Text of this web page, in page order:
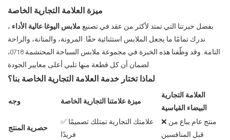
ميزة العلامة التجارية الخاصة
بفضل خبرتنا التي تمتد لأكثر من عقد في تصنيع ملابس اليوغا عالية الأداء ،
ندرك تمامًا ما يجعل الملابس استثنائية حقًا: المرونة، والمتانة، والراحة
التامة. وقد وظّفنا هذه الخبرة في مجموعة ملابس السباحة المحتشمة 0718،
لضمان أن كل قطعة منها تلبي أعلى معايير الجودة.
لماذا تختار خدمة العلامة التجارية الخاصة بنا؟
وجه ميزة علامتنا التجارية الخاصة
العلامة التجارية
البيضاء القياسية
حصرية المنتج
✅ علامتك التجارية تمتلك تصميمًا
فريدًا
❌ منتج عام يباع من
قبل المنافسين